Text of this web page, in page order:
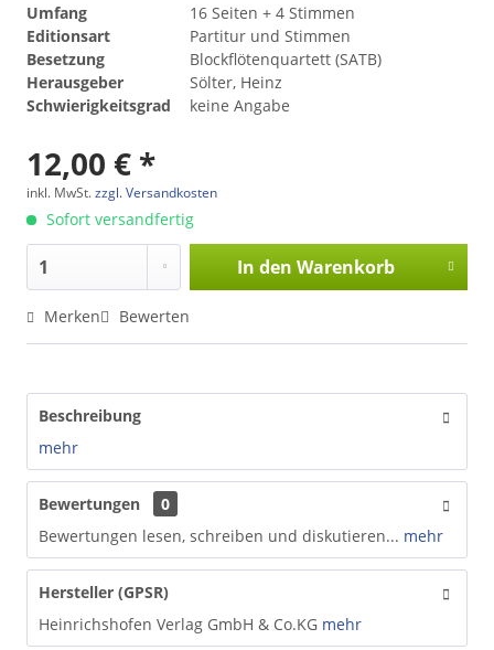
Umfang
16 Seiten + 4 Stimmen
Editionsart
Partitur und Stimmen
Besetzung
Blockflötenquartett (SATB)
Herausgeber
Sölter, Heinz
Schwierigkeitsgrad
keine Angabe
12,00 € *
inkl. MwSt.zzgl. Versandkosten
Sofort versandfertig
In den Warenkorb
Merken Bewerten
Beschreibung
mehr
Bewertungen
0
Bewertungen lesen, schreiben und diskutieren... mehr
Hersteller (GPSR)
Heinrichshofen Verlag GmbH & Co.KG mehr